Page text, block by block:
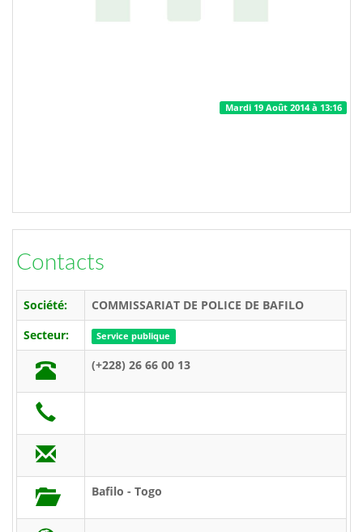
Mardi 19 Août 2014 à 13:16
Contacts
Société:
COMMISSARIAT DE POLICE DE BAFILO
Secteur:
Service publique
(+228) 26 66 00 13
Bafilo - Togo